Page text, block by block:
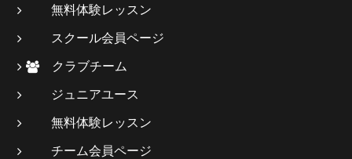
無料体験レッスン
スクール会員ページ
クラブチーム
ジュニアユース
無料体験レッスン
チーム会員ページ